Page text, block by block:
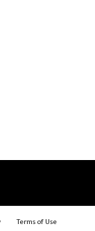
Terms of Use